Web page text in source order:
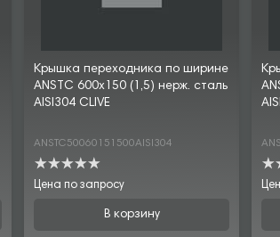
Крышка переходника по ширине
ANSTC 600х150 (1,5) нерж. сталь
AISI304 CLIVE
ANSTC50060151500AISI304
Цена по запросу
В корзину